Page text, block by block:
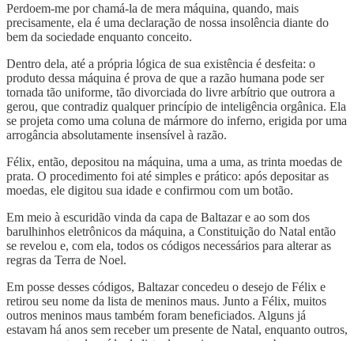
Perdoem-me por chamá-la de mera máquina, quando, mais
precisamente, ela é uma declaração de nossa insolência diante do
bem da sociedade enquanto conceito.
Dentro dela, até a própria lógica de sua existência é desfeita: o
produto dessa máquina é prova de que a razão humana pode ser
tornada tão uniforme, tão divorciada do livre arbítrio que outrora a
gerou, que contradiz qualquer princípio de inteligência orgânica. Ela
se projeta como uma coluna de mármore do inferno, erigida por uma
arrogância absolutamente insensível à razão.
Félix, então, depositou na máquina, uma a uma, as trinta moedas de
prata. O procedimento foi até simples e prático: após depositar as
moedas, ele digitou sua idade e confirmou com um botão.
Em meio à escuridão vinda da capa de Baltazar e ao som dos
barulhinhos eletrônicos da máquina, a Constituição do Natal então
se revelou e, com ela, todos os códigos necessários para alterar as
regras da Terra de Noel.
Em posse desses códigos, Baltazar concedeu o desejo de Félix e
retirou seu nome da lista de meninos maus. Junto a Félix, muitos
outros meninos maus também foram beneficiados. Alguns já
estavam há anos sem receber um presente de Natal, enquanto outros,